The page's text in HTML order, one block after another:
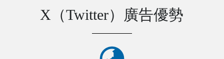
X（Twitter）廣告優勢